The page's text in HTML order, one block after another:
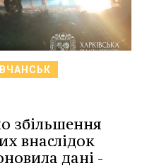
збільшення
внаслідок
дані -